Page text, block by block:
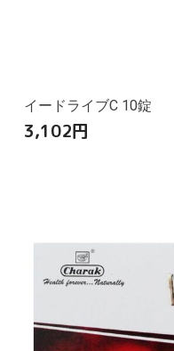
イードライブC 10錠
3,102円